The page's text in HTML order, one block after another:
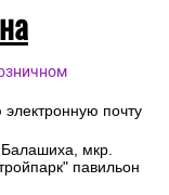
почту
Балашиха, мкр.
павильон